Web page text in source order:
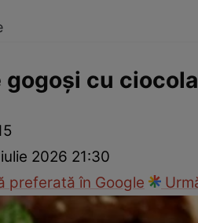
gogoşi cu
2026 21:30
preferată în Google